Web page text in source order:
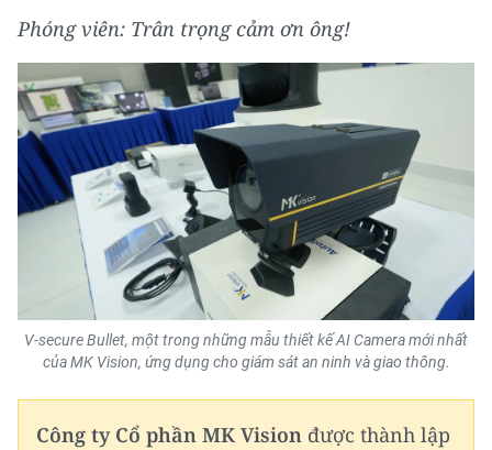
Phóng viên: Trân trọng cảm ơn ông!
V-secure Bullet, một trong những mẫu thiết kế AI Camera mới nhất
của MK Vision, ứng dụng cho giám sát an ninh và giao thông.
Công ty Cổ phần MK Vision được thành lập